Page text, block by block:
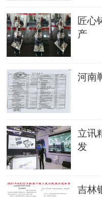
匠心
产
河南
立讯
发
吉林